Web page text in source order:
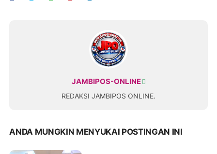
JAMBIPOS-ONLINE
REDAKSI JAMBIPOS ONLINE.
ANDA MUNGKIN MENYUKAI POSTINGAN INI